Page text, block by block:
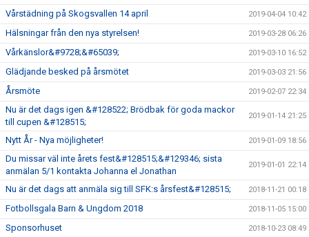
Vårstädning på Skogsvallen 14 april 2019-04-04 10:42
Hälsningar från den nya styrelsen! 2019-03-28 06:26
Vårkänslor&#9728;&#65039; 2019-03-10 16:52
Glädjande besked på årsmötet 2019-03-03 21:56
Årsmöte 2019-02-07 22:34
Nu är det dags igen &#128522; Brödbak för goda mackor
till cupen &#128515;
2019-01-14 21:25
Nytt År - Nya möjligheter! 2019-01-09 18:56
Du missar väl inte årets fest&#128515;&#129346; sista
anmälan 5/1 kontakta Johanna el Jonathan
2019-01-01 22:14
Nu är det dags att anmäla sig till SFK:s årsfest&#128515; 2018-11-21 00:18
Fotbollsgala Barn & Ungdom 2018 2018-11-05 15:00
Sponsorhuset 2018-10-23 08:49